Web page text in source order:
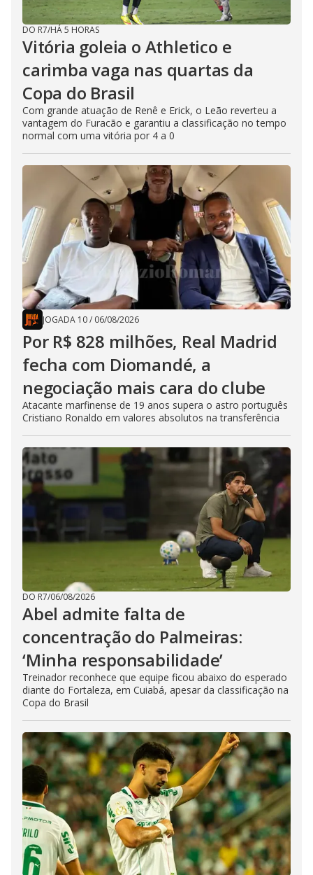
DO R7/HÁ 5 HORAS
Vitória goleia o Athletico e
carimba vaga nas quartas da
Copa do Brasil
Com grande atuação de Renê e Erick, o Leão reverteu a
vantagem do Furacão e garantiu a classificação no tempo
normal com uma vitória por 4 a 0
JOGADA 10/ 06/08/2026
Por R$ 828 milhões, Real Madrid
fecha com Diomandé, a
negociação mais cara do clube
Atacante marfinense de 19 anos supera o astro português
Cristiano Ronaldo em valores absolutos na transferência
DO R7/06/08/2026
Abel admite falta de
concentração do Palmeiras:
‘Minha responsabilidade’
Treinador reconhece que equipe ficou abaixo do esperado
diante do Fortaleza, em Cuiabá, apesar da classificação na
Copa do Brasil